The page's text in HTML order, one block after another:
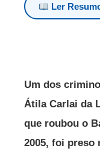
Ler
Um dos
Átila Carlai da
que roubou o
2005, foi preso